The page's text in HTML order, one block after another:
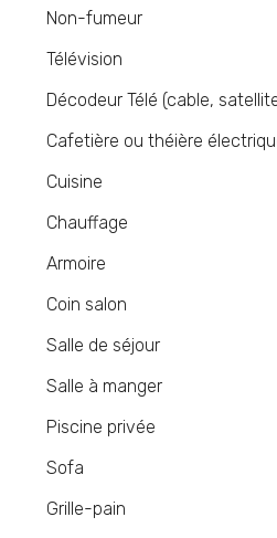
Non-fumeur
Télévision
Décodeur Télé (cable,
Cafetière ou théière
Cuisine
Chauffage
Armoire
Coin salon
Salle de séjour
Salle à manger
Piscine privée
Sofa
Grille-pain